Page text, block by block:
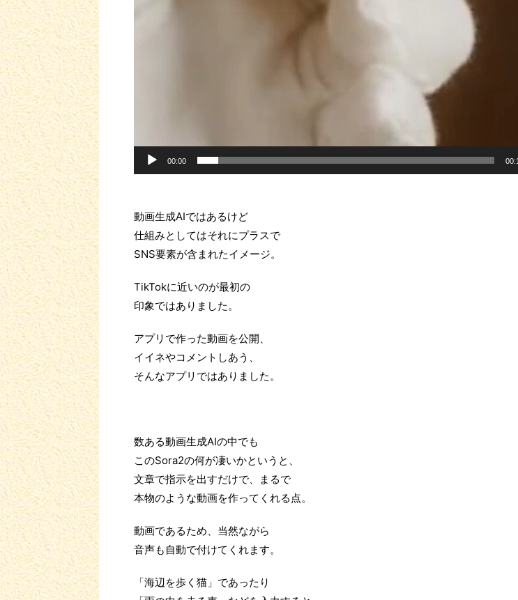
00:00
動画生成AIではあるけど
仕組みとしてはそれにプラスで
SNS要素が含まれたイメージ。
TikTokに近いのが最初の
印象ではありました。
アプリで作った動画を公開、
イイネやコメントしあう、
そんなアプリではありました。
数ある動画生成AIの中でも
このSora2の何が凄いかというと、
文章で指示を出すだけで、まるで
本物のような動画を作ってくれる点。
動画であるため、当然ながら
音声も自動で付けてくれます。
「海辺を歩く猫」であったり